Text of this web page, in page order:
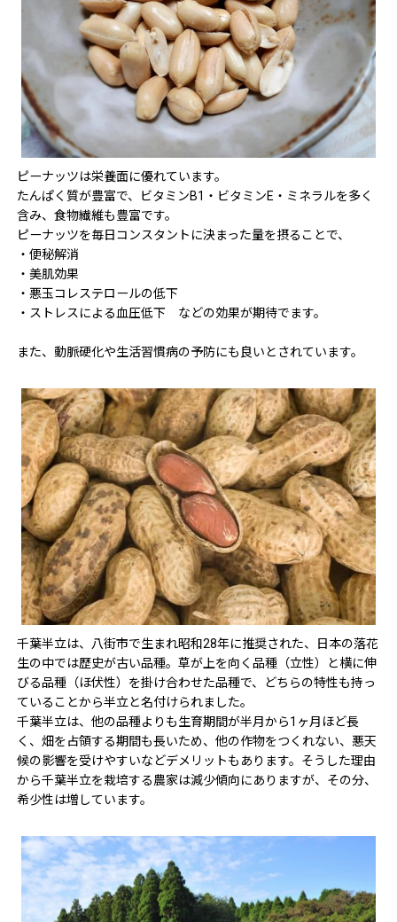
ピーナッツは栄養面に優れています。
たんぱく質が豊富で、ビタミンB1・ビタミンE・ミネラルを多く
含み、食物繊維も豊富です。
ピーナッツを毎日コンスタントに決まった量を摂ることで、
・便秘解消
・美肌効果
・悪玉コレステロールの低下
・ストレスによる血圧低下 などの効果が期待でます。
また、動脈硬化や生活習慣病の予防にも良いとされています。
千葉半立は、八街市で生まれ昭和28年に推奨された、日本の落花
生の中では歴史が古い品種。草が上を向く品種（立性）と横に伸
びる品種（ほ伏性）を掛け合わせた品種で、どちらの特性も持っ
ていることから半立と名付けられました。
千葉半立は、他の品種よりも生育期間が半月から1ヶ月ほど長
く、畑を占領する期間も長いため、他の作物をつくれない、悪天
候の影響を受けやすいなどデメリットもあります。そうした理由
から千葉半立を栽培する農家は減少傾向にありますが、その分、
希少性は増しています。